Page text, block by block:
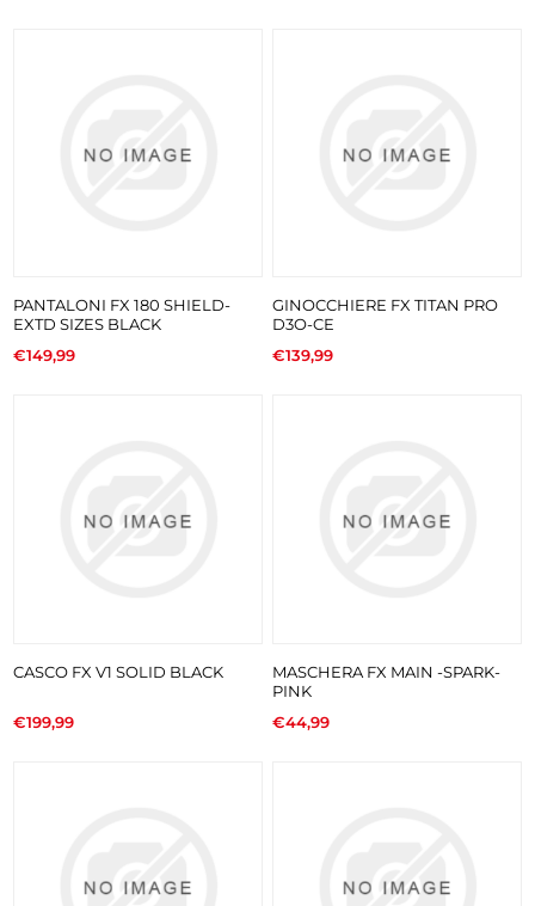
PANTALONI FX 180 SHIELD-
EXTD SIZES BLACK
€149,99
GINOCCHIERE FX TITAN PRO
D3O-CE
€139,99
CASCO FX V1 SOLID BLACK
€199,99
MASCHERA FX MAIN -SPARK-
PINK
€44,99